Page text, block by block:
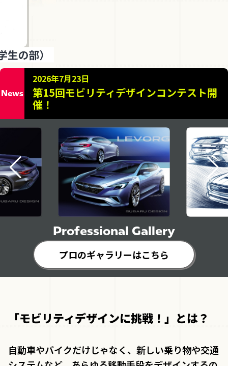
News
2026年7月23日
第15回モビリティデザインコンテスト開
催！
2026年7月23日
第15回モビリティデザインコンテスト開
催！
Professional Gallery
プロのギャラリーはこちら
「モビリティデザインに挑戦！」とは？
自動車やバイクだけじゃなく、新しい乗り物や交通